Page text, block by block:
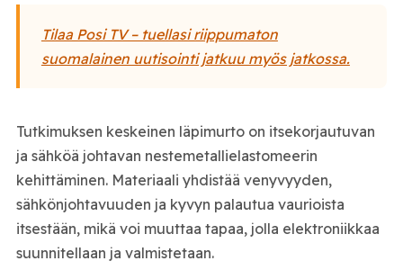
Tilaa Posi TV – tuellasi riippumaton
suomalainen uutisointi jatkuu myös jatkossa.
Tutkimuksen keskeinen läpimurto on itsekorjautuvan
ja sähköä johtavan nestemetallielastomeerin
kehittäminen. Materiaali yhdistää venyvyyden,
sähkönjohtavuuden ja kyvyn palautua vaurioista
itsestään, mikä voi muuttaa tapaa, jolla elektroniikkaa
suunnitellaan ja valmistetaan.